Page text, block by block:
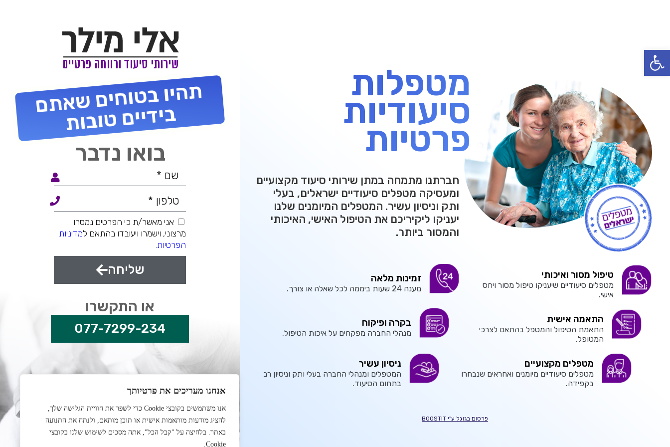
פתח סרגל נגישות
אנחנו מעריכים את פרטיותך
אנו משתמשים בקובצי Cookie כדי לשפר את חוויית הגלישה שלך,
להציג מודעות מותאמות אישית או תוכן מותאם, ולנתח את התנועה
באתר. בלחיצה על "קבל הכל", אתה מסכים לשימוש שלנו בקובצי
Cookie.
מטפלות
סיעודיות
פרטיות
חברתנו מתמחה במתן שירותי סיעוד מקצועיים
ומעסיקה מטפלים סיעודיים ישראלים, בעלי
ותק וניסיון עשיר. המטפלים המיומנים שלנו
יעניקו ליקיריכם את הטיפול האישי, האיכותי
והמסור ביותר.
טיפול מסור ואיכותי
מטפלים סיעודיים שיעניקו טיפול מסור ויחס
אישי.
זמינות מלאה
מענה 24 שעות ביממה לכל שאלה או צורך.
התאמה אישית
התאמת הטיפול והמטפל בהתאם לצרכי
המטופל.
בקרה ופיקוח
מנהלי החברה מפקחים על איכות הטיפול.
מטפלים מקצועיים
מטפלים סיעודיים מיומנים ואחראים שנבחרו
בקפידה.
ניסיון עשיר
המטפלים ומנהלי החברה בעלי ותק וניסיון רב
בתחום הסיעוד.
פרסום בגוגל ע"י BOOSTIT
תהיו בטוחים שאתם
בידיים טובות
בואו נדבר
אני מאשר/ת כי הפרטים נמסרו
מרצוני, וישמרו ויעובדו בהתאם למדיניות
הפרטיות.
שליחה
או התקשרו
077-7299-234